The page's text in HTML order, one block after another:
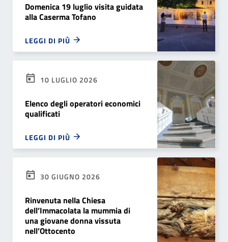
Domenica 19 luglio visita guidata
alla Caserma Tofano
LEGGI DI PIÙ
10 LUGLIO 2026
Elenco degli operatori economici
qualificati
LEGGI DI PIÙ
30 GIUGNO 2026
Rinvenuta nella Chiesa
dell’Immacolata la mummia di
una giovane donna vissuta
nell’Ottocento